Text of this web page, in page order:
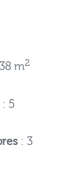
m2
: 5
: 3